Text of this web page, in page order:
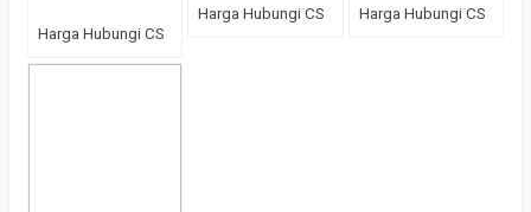
Harga Hubungi CS
Harga Hubungi CS Harga Hubungi CS